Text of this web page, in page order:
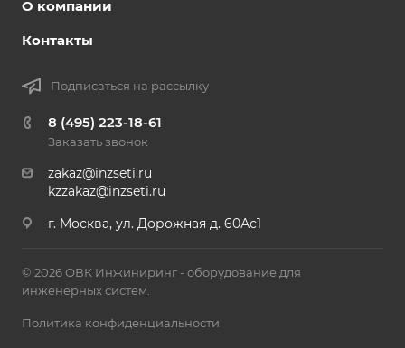
О компании
Контакты
Подписаться на рассылку
8 (495) 223-18-61
Заказать звонок
zakaz@inzseti.ru
kzzakaz@inzseti.ru
г. Москва, ул. Дорожная д. 60Ас1
© 2026 ОВК Инжиниринг - оборудование для
инженерных систем.
Политика конфиденциальности